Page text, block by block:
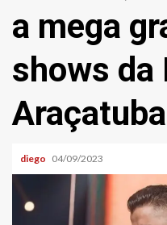
a mega
shows da
diego 04/09/2023